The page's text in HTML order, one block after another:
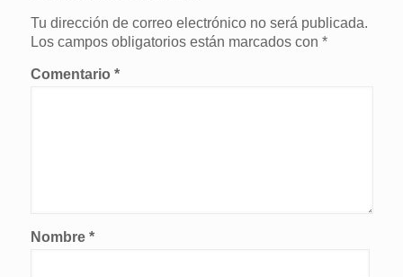
Tu dirección de correo electrónico no será publicada.
Los campos obligatorios están marcados con *
Comentario *
Nombre *